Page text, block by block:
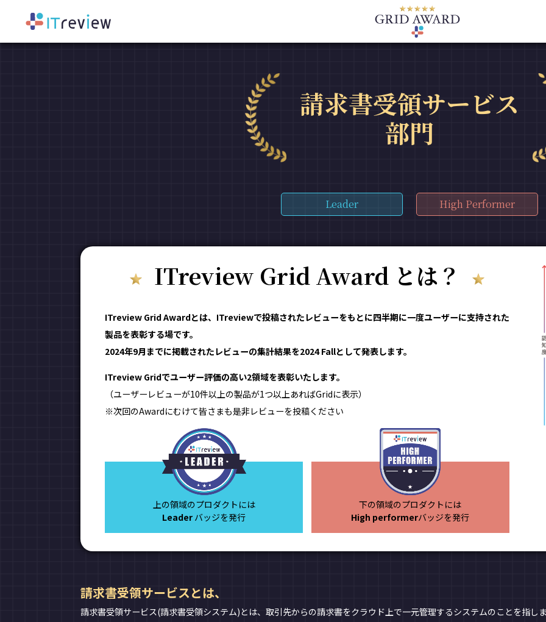
請求書受領サービス
部門
Leader High Performer
ITreview Grid Award とは？
ITreview Grid Awardとは、ITreviewで投稿されたレビューをもとに四半期に一度ユーザーに支持された
製品を表彰する場です。
2024年9月までに掲載されたレビューの集計結果を2024 Fallとして発表します。
ITreview Gridでユーザー評価の高い2領域を表彰いたします。
（ユーザーレビューが10件以上の製品が1つ以上あればGridに表示）
※次回のAwardにむけて皆さまも是非レビューを投稿ください
上の領域のプロダクトには
Leader バッジを発行
下の領域のプロダクトには
High performerバッジを発行
請求書受領サービスとは、
請求書受領サービス(請求書受領システム)とは、取引先からの請求書をクラウド上で一元管理するシステムのことを指し